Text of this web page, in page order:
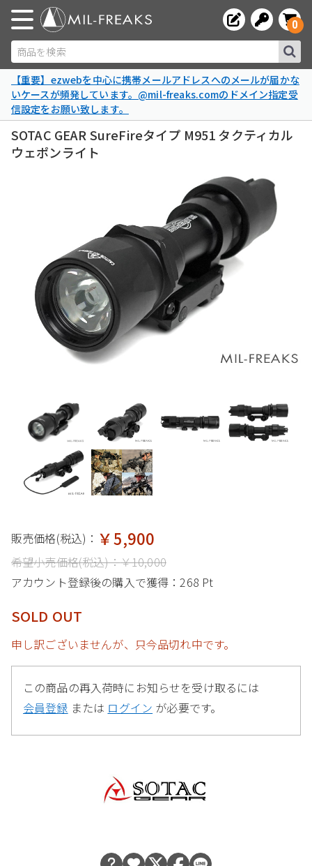
商品を検索
0
【重要】ezwebを中心に携帯メールアドレスへのメールが届かな
いケースが頻発しています。@mil-freaks.comのドメイン指定受
信設定をお願い致します。
SOTAC GEAR SureFireタイプ M951 タクティカル
ウェポンライト
販売価格(税込)： ￥5,900
希望小売価格(税込)：￥10,000
アカウント登録後の購入で獲得：268 Pt
SOLD OUT
申し訳ございませんが、只今品切れ中です。
この商品の再入荷時にお知らせを受け取るには
会員登録 または ログイン が必要です。